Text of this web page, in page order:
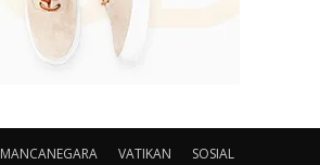
MANCANEGARA VATIKAN SOSIAL